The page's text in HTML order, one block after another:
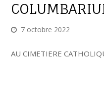
7 octobre 2022
AU CIMETIERE